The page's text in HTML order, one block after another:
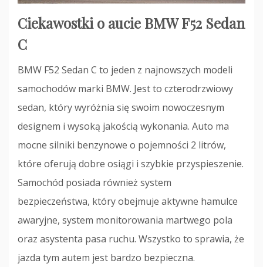
Ciekawostki o aucie BMW F52 Sedan
C
BMW F52 Sedan C to jeden z najnowszych modeli
samochodów marki BMW. Jest to czterodrzwiowy
sedan, który wyróżnia się swoim nowoczesnym
designem i wysoką jakością wykonania. Auto ma
mocne silniki benzynowe o pojemności 2 litrów,
które oferują dobre osiągi i szybkie przyspieszenie.
Samochód posiada również system
bezpieczeństwa, który obejmuje aktywne hamulce
awaryjne, system monitorowania martwego pola
oraz asystenta pasa ruchu. Wszystko to sprawia, że
jazda tym autem jest bardzo bezpieczna.